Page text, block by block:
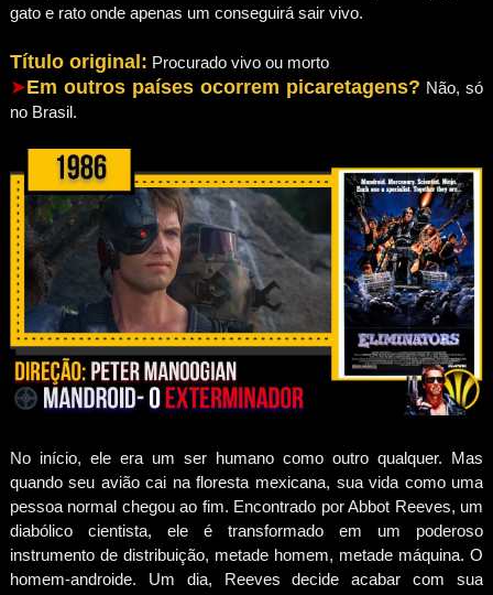
gato e rato onde apenas um conseguirá sair vivo.
Título original: Procurado vivo ou morto
➤Em outros países ocorrem picaretagens? Não, só
no Brasil.
No início, ele era um ser humano como outro qualquer. Mas
quando seu avião cai na floresta mexicana, sua vida como uma
pessoa normal chegou ao fim. Encontrado por Abbot Reeves, um
diabólico cientista, ele é transformado em um poderoso
instrumento de distribuição, metade homem, metade máquina. O
homem-androide. Um dia, Reeves decide acabar com sua